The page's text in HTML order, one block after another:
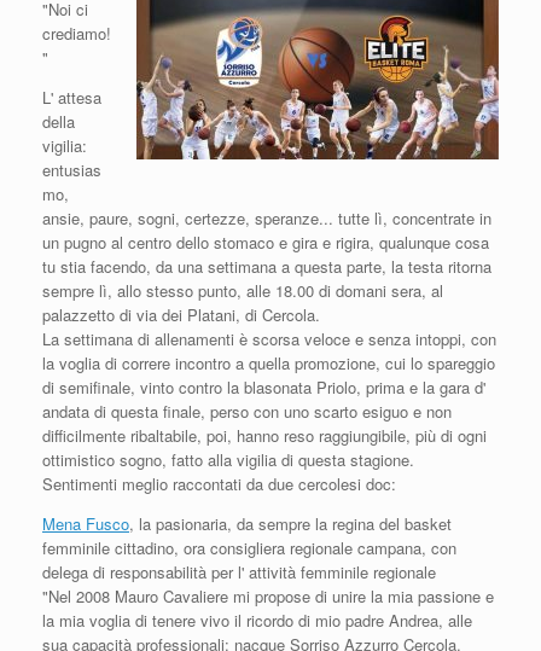
"Noi ci
crediamo!
"
L' attesa
della
vigilia:
entusias
mo,
ansie, paure, sogni, certezze, speranze... tutte lì, concentrate in
un pugno al centro dello stomaco e gira e rigira, qualunque cosa
tu stia facendo, da una settimana a questa parte, la testa ritorna
sempre lì, allo stesso punto, alle 18.00 di domani sera, al
palazzetto di via dei Platani, di Cercola.
La settimana di allenamenti è scorsa veloce e senza intoppi, con
la voglia di correre incontro a quella promozione, cui lo spareggio
di semifinale, vinto contro la blasonata Priolo, prima e la gara d'
andata di questa finale, perso con uno scarto esiguo e non
difficilmente ribaltabile, poi, hanno reso raggiungibile, più di ogni
ottimistico sogno, fatto alla vigilia di questa stagione.
Sentimenti meglio raccontati da due cercolesi doc:
Mena Fusco, la pasionaria, da sempre la regina del basket
femminile cittadino, ora consigliera regionale campana, con
delega di responsabilità per l' attività femminile regionale
"Nel 2008 Mauro Cavaliere mi propose di unire la mia passione e
la mia voglia di tenere vivo il ricordo di mio padre Andrea, alle
sua capacità professionali: nacque Sorriso Azzurro Cercola.